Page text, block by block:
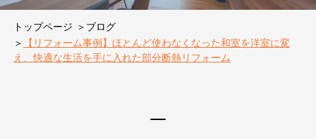
トップページ
ブログ
【リフォーム事例】ほとんど使わなくなった和室を洋室に変
え、快適な生活を手に入れた部分断熱リフォーム